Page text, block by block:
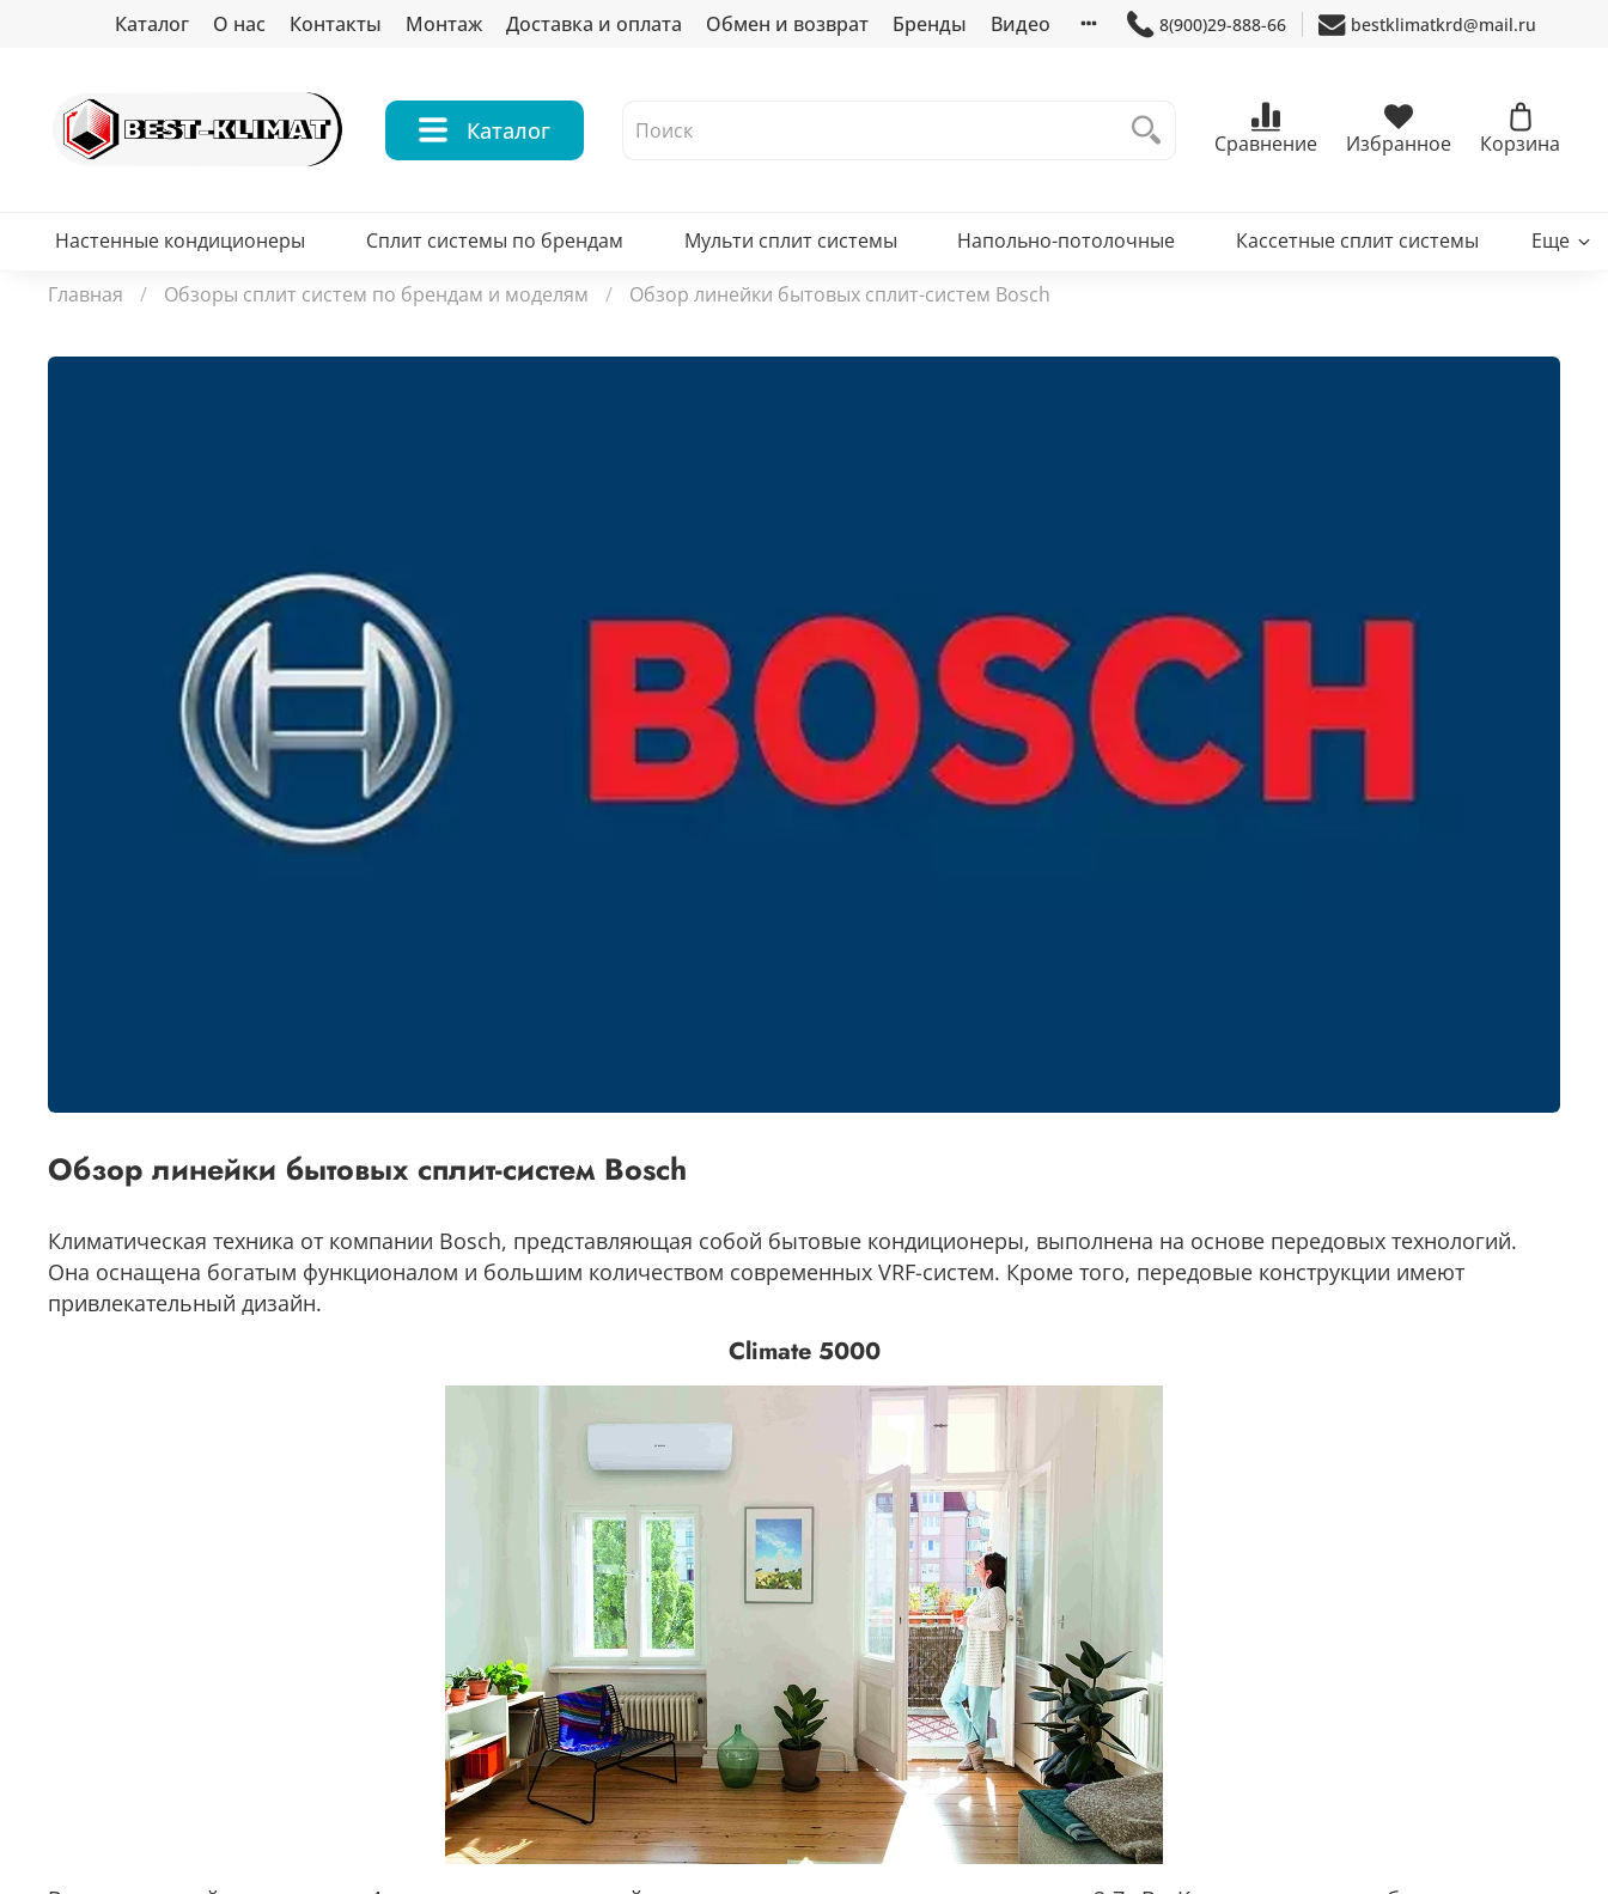
Каталог О нас Контакты Монтаж Доставка и оплата Обмен и возврат Бренды Видео 8(900)29-888-66 bestklimatkrd@mail.ru
Каталог Сравнение Избранное Корзина
Настенные кондиционеры Сплит системы по брендам Мульти сплит системы Напольно-потолочные Кассетные сплит системы Еще
Главная Обзоры сплит систем по брендам и моделям Обзор линейки бытовых сплит-систем Bosch
Обзор линейки бытовых сплит-систем Bosch
Климатическая техника от компании Bosch, представляющая собой бытовые кондиционеры, выполнена на основе передовых технологий.
Она оснащена богатым функционалом и большим количеством современных VRF-систем. Кроме того, передовые конструкции имеют
привлекательный дизайн.
Climate 5000